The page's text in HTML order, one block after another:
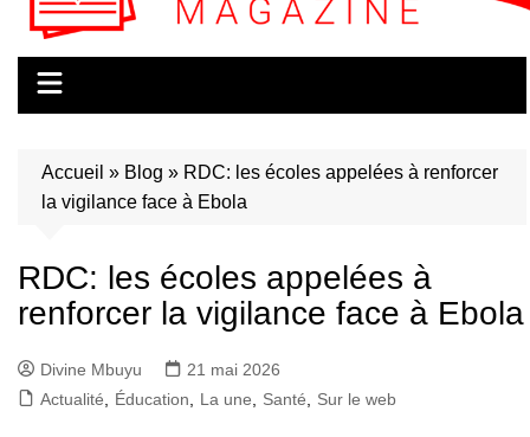
Accueil » Blog » RDC: les écoles appelées à renforcer
la vigilance face à Ebola
RDC: les écoles appelées à
renforcer la vigilance face à Ebola
Divine Mbuyu
21 mai 2026
Actualité
Éducation La une Santé Sur le web